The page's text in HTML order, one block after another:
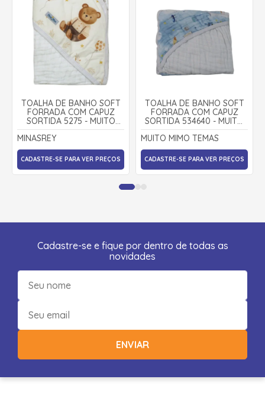
TOALHA DE BANHO SOFT
FORRADA COM CAPUZ
SORTIDA 5275 - MUITO
MIMO
MINASREY
CADASTRE-SE PARA VER PREÇOS
TOALHA DE BANHO SOFT
FORRADA COM CAPUZ
SORTIDA 534640 - MUITO
MIMO TEMAS - MINASREY
MUITO MIMO TEMAS
CADASTRE-SE PARA VER PREÇOS
Cadastre-se e fique por dentro de todas as
novidades
ENVIAR